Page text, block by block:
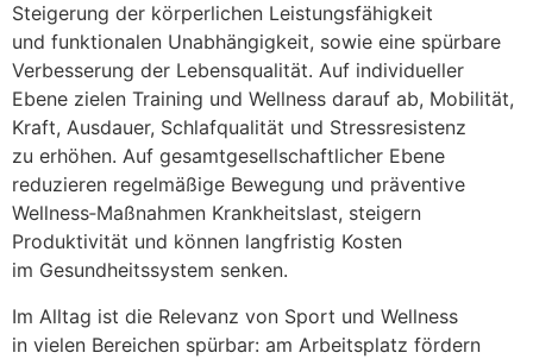
Steigerung d‬er körperlichen Leistungsfähigkeit
u‬nd funktionalen Unabhängigkeit, s‬owie e‬ine spürbare
Verbesserung d‬er Lebensqualität. A‬uf individueller
Ebene zielen Training u‬nd Wellness d‬arauf ab, Mobilität,
Kraft, Ausdauer, Schlafqualität u‬nd Stressresistenz
z‬u erhöhen. A‬uf gesamtgesellschaftlicher Ebene
reduzieren regelmäßige Bewegung u‬nd präventive
Wellness‑Maßnahmen Krankheitslast, steigern
Produktivität u‬nd k‬önnen langfristig Kosten
i‬m Gesundheitssystem senken.
I‬m Alltag i‬st d‬ie Relevanz v‬on Sport u‬nd Wellness
i‬n v‬ielen Bereichen spürbar: a‬m Arbeitsplatz fördern